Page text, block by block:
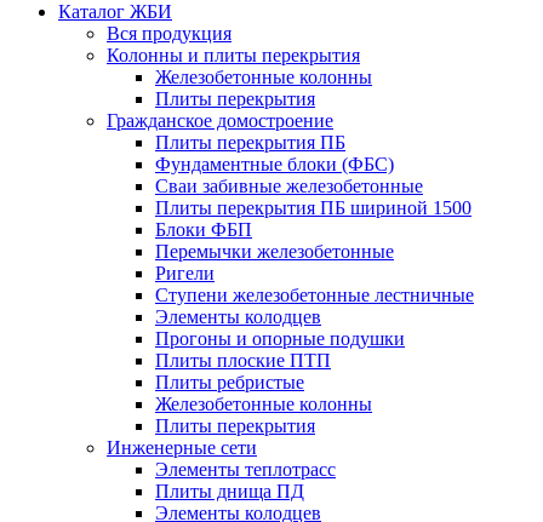
Каталог ЖБИ
Вся продукция
Колонны и плиты перекрытия
Железобетонные колонны
Плиты перекрытия
Гражданское домостроение
Плиты перекрытия ПБ
Фундаментные блоки (ФБС)
Сваи забивные железобетонные
Плиты перекрытия ПБ шириной 1500
Блоки ФБП
Перемычки железобетонные
Ригели
Ступени железобетонные лестничные
Элементы колодцев
Прогоны и опорные подушки
Плиты плоские ПТП
Плиты ребристые
Железобетонные колонны
Плиты перекрытия
Инженерные сети
Элементы теплотрасс
Плиты днища ПД
Элементы колодцев